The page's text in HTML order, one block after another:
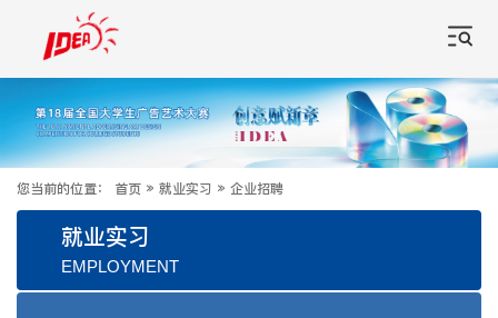
您当前的位置： 首页 » 就业实习 » 企业招聘
就业实习
EMPLOYMENT